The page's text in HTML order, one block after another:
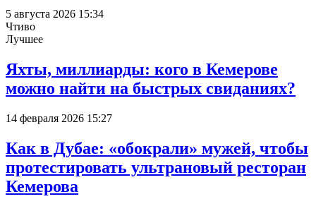
5 августа 2026 15:34
Чтиво
Лучшее
Яхты, миллиарды: кого в Кемерове
можно найти на быстрых свиданиях?
14 февраля 2026 15:27
Как в Дубае: «обокрали» мужей, чтобы
протестировать ультрановый ресторан
Кемерова